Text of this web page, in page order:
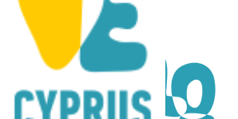
AVALON
AVALON